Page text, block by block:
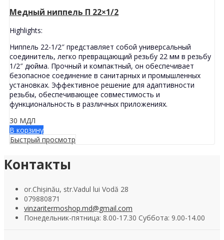
Медный ниппель П 22×1/2
Highlights:
Ниппель 22-1/2″ представляет собой универсальный
соединитель, легко превращающий резьбу 22 мм в резьбу
1/2″ дюйма. Прочный и компактный, он обеспечивает
безопасное соединение в санитарных и промышленных
установках. Эффективное решение для адаптивности
резьбы, обеспечивающее совместимость и
функциональность в различных приложениях.
30 МДЛ
В корзину
Быстрый просмотр
Контакты
or.Chișinău, str.Vadul lui Vodă 28
079880871
vinzaritermoshop.md@gmail.com
Понедельник-пятница: 8.00-17.30 Суббота: 9.00-14.00